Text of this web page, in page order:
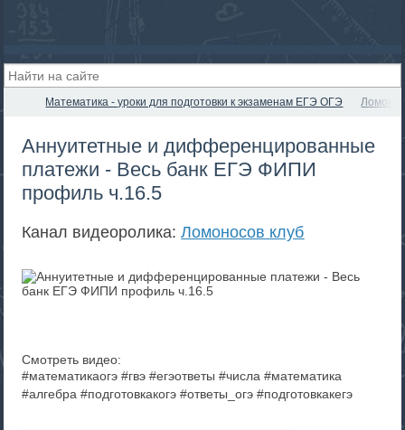
Математика - уроки для подготовки к экзаменам ЕГЭ ОГЭ
Аннуитетные и дифференцированные
платежи - Весь банк ЕГЭ ФИПИ
профиль ч.16.5
Канал видеоролика:Ломоносов клуб
Смотреть видео:
#математикаогэ #гвэ #егэответы #числа #математика
#алгебра #подготовкакогэ #ответы_огэ #подготовкакегэ